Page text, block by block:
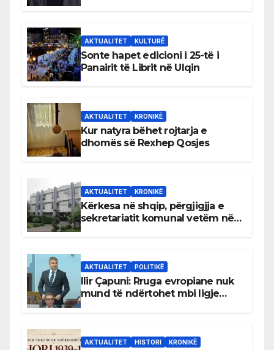
AKTUALITET KULTURË
Sonte hapet edicioni i 25-të i
Panairit të Librit në Ulqin
AKTUALITET KRONIKË
Kur natyra bëhet rojtarja e
dhomës së Rexhep Qosjes
AKTUALITET KRONIKË
Kërkesa në shqip, përgjigjja e
sekretariatit komunal vetëm në
AKTUALITET POLITIKË
Ilir Çapuni: Rruga evropiane nuk
mund të ndërtohet mbi ligje
AKTUALITET HISTORI KRONIKË